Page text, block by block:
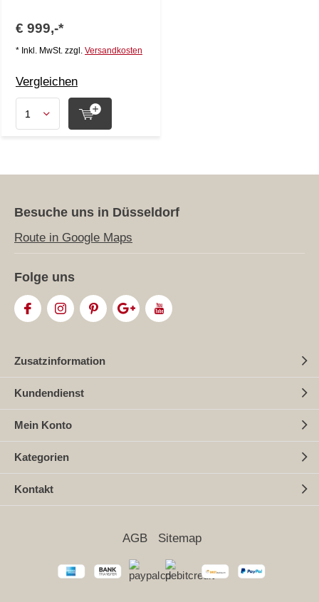
€ 999,-*
* Inkl. MwSt. zzgl. Versandkosten
Vergleichen
Besuche uns in Düsseldorf
Route in Google Maps
Folge uns
Zusatzinformation
Kundendienst
Mein Konto
Kategorien
Kontakt
AGB Sitemap